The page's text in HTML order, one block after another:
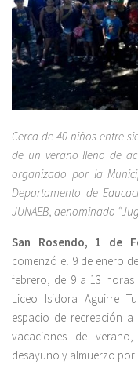
Cerca de 40 niños entre
de un verano lleno de
organizado por la
Departamento de
JUNAEB, denominado
San Rosendo, 1 de
comenzó el 9 de enero
febrero, de 9 a 13
Liceo Isidora Aguirre
espacio de recreación
vacaciones de
desayuno y almuerzo por